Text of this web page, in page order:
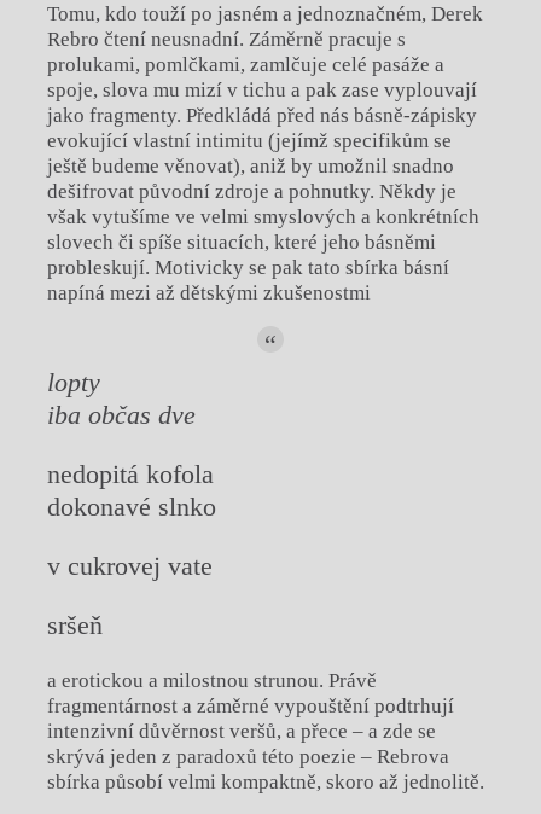
Tomu, kdo touží po jasném a jednoznačném, Derek
Rebro čtení neusnadní. Záměrně pracuje s
prolukami, pomlčkami, zamlčuje celé pasáže a
spoje, slova mu mizí v tichu a pak zase vyplouvají
jako fragmenty. Předkládá před nás básně-zápisky
evokující vlastní intimitu (jejímž specifikům se
ještě budeme věnovat), aniž by umožnil snadno
dešifrovat původní zdroje a pohnutky. Někdy je
však vytušíme ve velmi smyslových a konkrétních
slovech či spíše situacích, které jeho básněmi
probleskují. Motivicky se pak tato sbírka básní
napíná mezi až dětskými zkušenostmi
lopty
iba občas dve
nedopitá kofola
dokonavé slnko
v cukrovej vate
sršeň
a erotickou a milostnou strunou. Právě
fragmentárnost a záměrné vypouštění podtrhují
intenzivní důvěrnost veršů, a přece – a zde se
skrývá jeden z paradoxů této poezie – Rebrova
sbírka působí velmi kompaktně, skoro až jednolitě.